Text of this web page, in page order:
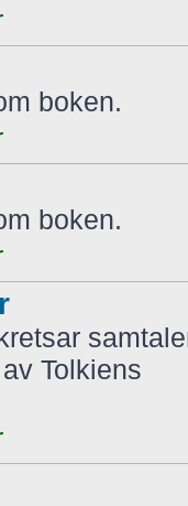
boken.
boken.
Tolkiens